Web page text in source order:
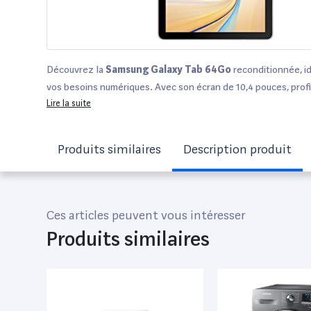
Découvrez la Samsung Galaxy Tab 64Goreconditionnée,
vos besoins numériques. Avec son écran de 10,4 pouces,
expérience visuelle immersive pour vos films et jeux. Chaque
garantie de12 à 36 mois, selon le vendeur, ainsi qu'un délai
14 jours. Comparez cette offre parmi des plateformes
Lire la suite
Produits similaires Description produit
Ces articles peuvent vous intéresser
Produits similaires